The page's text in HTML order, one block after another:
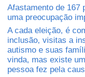
Afastamento de 167
uma preocupação
A cada eleição, é
inclusão, visitas a
autismo e suas
vinda, mas existe
pessoa fez pela